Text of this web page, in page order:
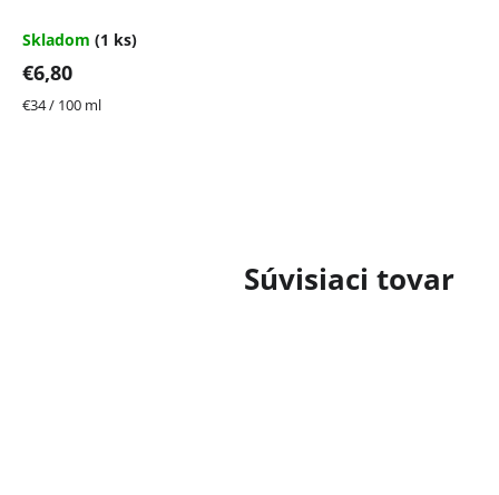
Súvisiaci tovar
Skladom (1 ks)
€6,80
Jednotková
€34 / 100 ml